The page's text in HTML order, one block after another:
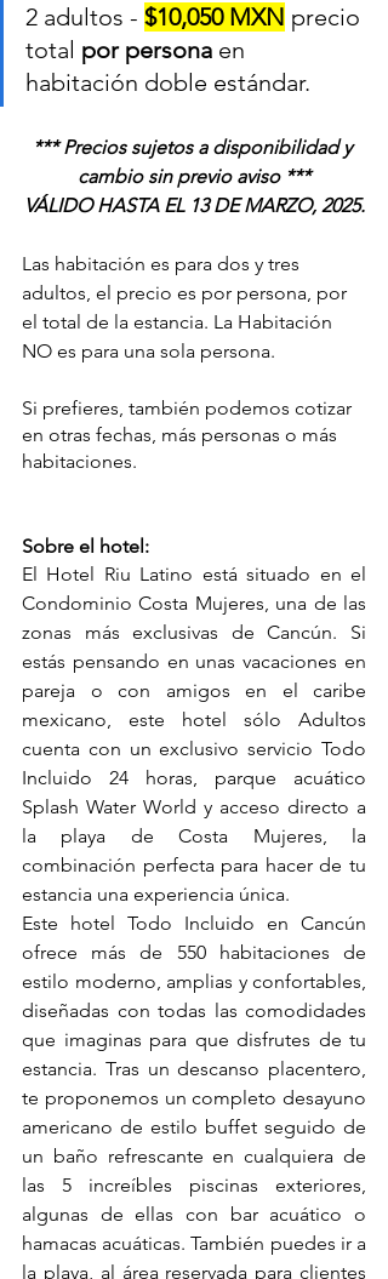
2 adultos - $10,050 MXN precio
total por persona en
habitación doble estándar.
*** Precios sujetos a disponibilidad y
cambio sin previo aviso ***
VÁLIDO HASTA EL 13 DE MARZO, 2025.
Las habitación es para dos y tres
adultos, el precio es por persona, por
el total de la estancia. La Habitación
NO es para una sola persona.
Si prefieres, también podemos cotizar
en otras fechas, más personas o más
habitaciones.
Sobre el hotel:
El Hotel Riu Latino está situado en el
Condominio Costa Mujeres, una de las
zonas más exclusivas de Cancún. Si
estás pensando en unas vacaciones en
pareja o con amigos en el caribe
mexicano, este hotel sólo Adultos
cuenta con un exclusivo servicio Todo
Incluido 24 horas, parque acuático
Splash Water World y acceso directo a
la playa de Costa Mujeres, la
combinación perfecta para hacer de tu
estancia una experiencia única.
Este hotel Todo Incluido en Cancún
ofrece más de 550 habitaciones de
estilo moderno, amplias y confortables,
diseñadas con todas las comodidades
que imaginas para que disfrutes de tu
estancia. Tras un descanso placentero,
te proponemos un completo desayuno
americano de estilo buffet seguido de
un baño refrescante en cualquiera de
las 5 increíbles piscinas exteriores,
algunas de ellas con bar acuático o
hamacas acuáticas. También puedes ir a
la playa, al área reservada para clientes